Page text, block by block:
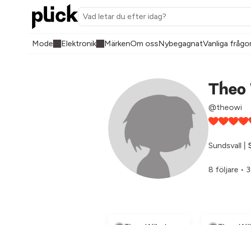
Mode Elektronik MärkenOm ossNybegagnatVanliga
@theowi
Sundsvall |
8 följare •